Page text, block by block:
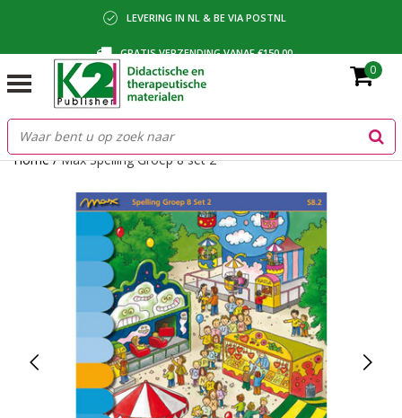
LEVERING IN NL & BE VIA POSTNL
GRATIS VERZENDING VANAF €150,00
BETALING VIA IDEAL, BANCONTACT OF FACTUUR
0
Home/Max Spelling Groep 8 set 2